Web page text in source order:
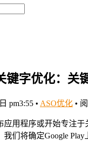
键字优化：关
pm3:55 • ASO优化 •
应用程序或开始专注于
们将确定Google